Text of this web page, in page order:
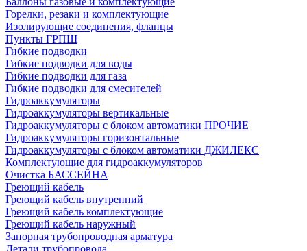
Горелки, резаки и комплектующие
Изолирующие соединения, фланцы
Пункты ГРПШ
Гибкие подводки
Гибкие подводки для воды
Гибкие подводки для газа
Гибкие подводки для смесителей
Гидроаккумуляторы
Гидроаккумуляторы вертикальные
Гидроаккумуляторы с блоком автоматики ПРОЧИЕ
Гидроаккумуляторы горизонтальные
Гидроаккумуляторы с блоком автоматики ДЖИЛЕКС
Комплектующие для гидроаккумуляторов
Очистка БАССЕЙНА
Греющий кабель
Греющий кабель внутренний
Греющий кабель комплектующие
Греющий кабель наружный
Запорная трубопроводная арматура
Детали трубопровода